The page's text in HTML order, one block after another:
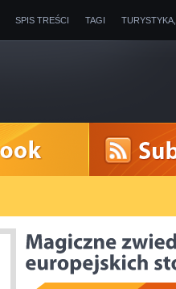
SPIS TREŚCI TAGI